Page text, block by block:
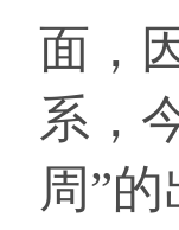
面，
系，
周”